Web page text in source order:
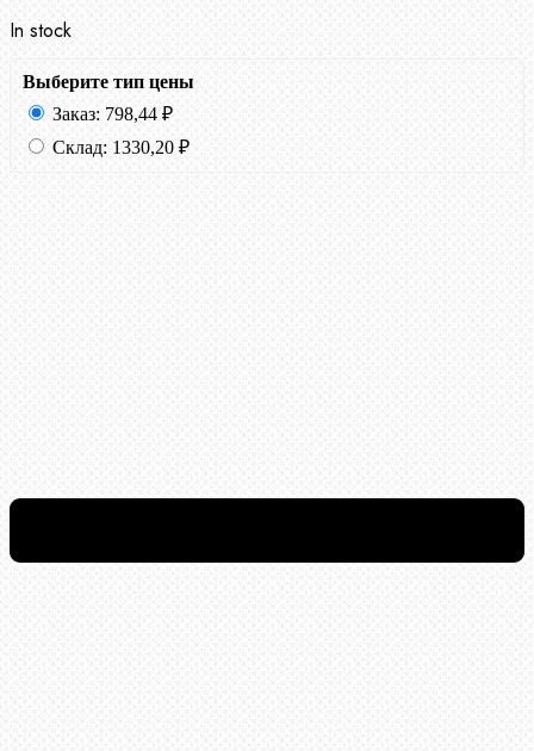
In stock
Выберите тип цены
Заказ: 798,44 ₽
Склад: 1330,20 ₽